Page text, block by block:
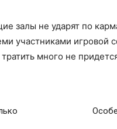
залы не ударят по
участниками игровой
много не